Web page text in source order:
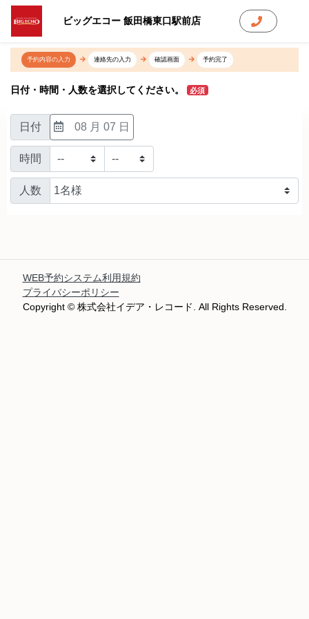
ビッグエコー 飯田橋東口駅前店
予約内容の入力 連絡先の入力 確認画面 予約完了
日付・時間・人数を選択してください。 必須
日付 08 月 07 日
時間
人数
WEB予約システム利用規約
プライバシーポリシー
Copyright © 株式会社イデア・レコード. All Rights Reserved.